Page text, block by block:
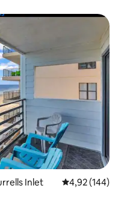
appréciés
Inlet Évaluation
4,92 (144)